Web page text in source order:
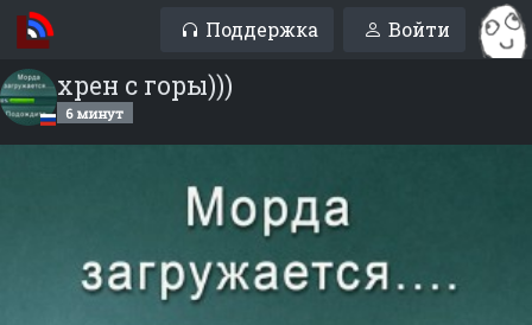
Поддержка Войти
хрен с горы)))
6 минут